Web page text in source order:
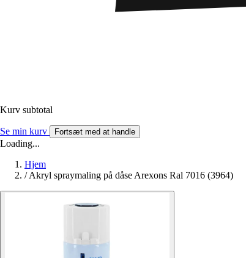
Kurv subtotal
Se min kurv Fortsæt med at handle
Loading...
Hjem
/ Akryl spraymaling på dåse Arexons Ral 7016 (3964)